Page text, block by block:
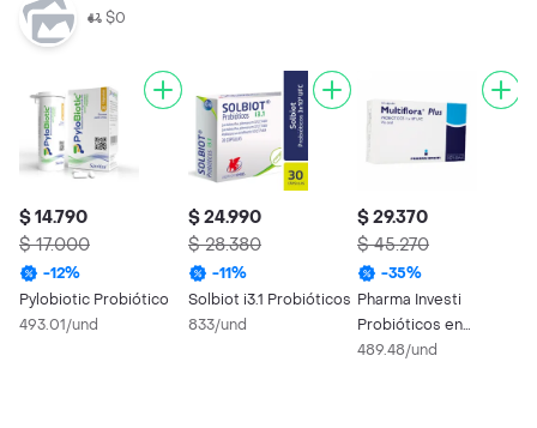
$0
$ 14.790
$ 17.000
-12%
Pylobiotic Probiótico
493.01/und
$ 24.990
$ 28.380
-11%
Solbiot i3.1 Probióticos
833/und
$ 29.370
$ 45.270
-35%
Pharma Investi
Probióticos en
Cápsulas Plus
489.48/und